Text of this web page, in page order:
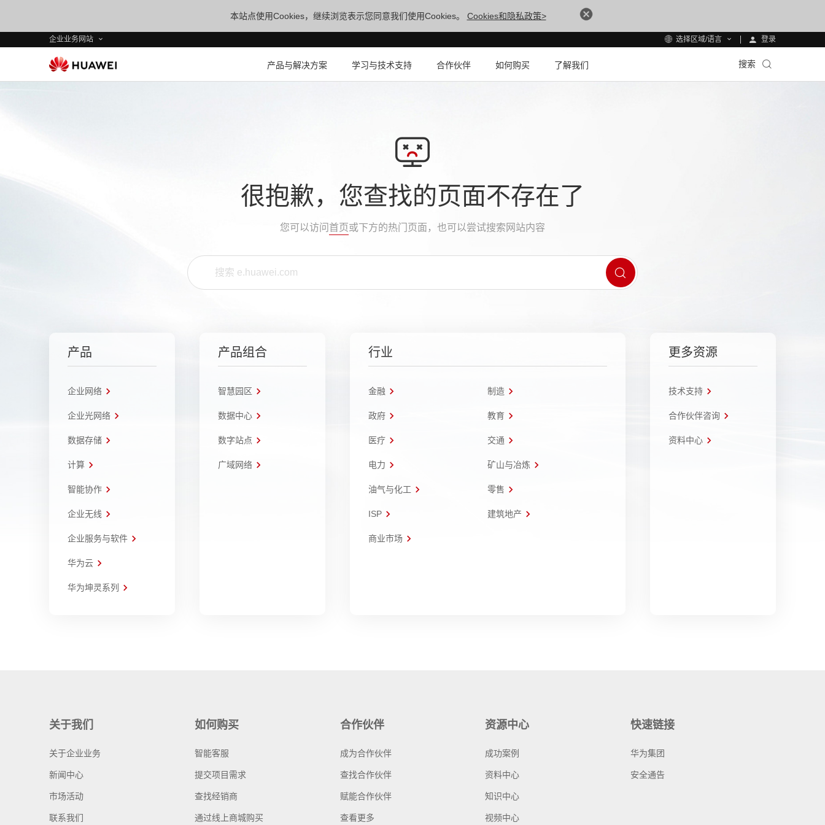
本站点使用Cookies，继续浏览表示您同意我们使用Cookies。 Cookies和隐私政策>
企业业务网站 选择区域/语言 登录
产品与解决方案 学习与技术支持 合作伙伴 如何购买 了解我们 搜索
很抱歉，您查找的页面不存在了
您可以访问 首页或下方的热门页面，也可以尝试搜索网站内容
产品
企业网络
企业光网络
数据存储
计算
智能协作
企业无线
企业服务与软件
华为云
华为坤灵系列
产品组合
智慧园区
数据中心
数字站点
广域网络
行业
金融 制造
政府 教育
医疗 交通
电力 矿山与冶炼
油气与化工 零售
ISP 建筑地产
商业市场
更多资源
技术支持
合作伙伴咨询
资料中心
关于我们
关于企业业务
新闻中心
市场活动
联系我们
如何购买
智能客服
提交项目需求
查找经销商
通过线上商城购买
合作伙伴
成为合作伙伴
查找合作伙伴
赋能合作伙伴
查看更多
资源中心
成功案例
资料中心
知识中心
视频中心
快速链接
华为集团
安全通告